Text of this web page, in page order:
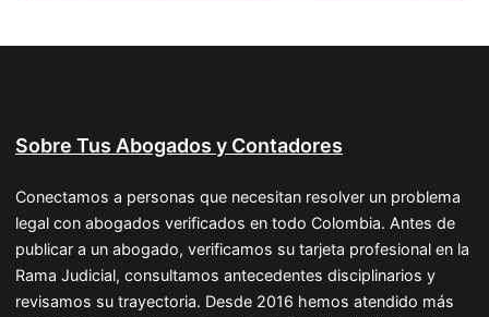
Sobre Tus Abogados y Contadores
Conectamos a personas que necesitan resolver un problema
legal con abogados verificados en todo Colombia. Antes de
publicar a un abogado, verificamos su tarjeta profesional en la
Rama Judicial, consultamos antecedentes disciplinarios y
revisamos su trayectoria. Desde 2016 hemos atendido más